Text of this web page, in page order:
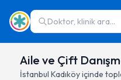
Doktor, klinik ara...
Aile ve Çift
İstanbul Kadıköyiçinde